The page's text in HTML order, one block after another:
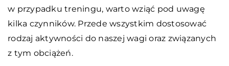
w przypadku treningu, warto wziąć pod uwagę
kilka czynników. Przede wszystkim dostosować
rodzaj aktywności do naszej wagi oraz związanych
z tym obciążeń.